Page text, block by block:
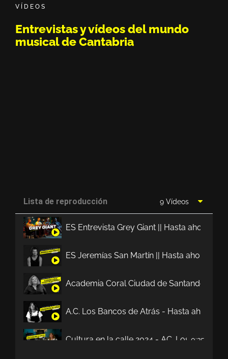
VÍDEOS
Entrevistas y vídeos del mundo
musical de Cantabria
Lista de reproducción 9 Vídeos
ES Entrevista Grey Giant || Hasta ahora
ES Jeremías San Martín || Hasta ahora no
Academia Coral Ciudad de Santander ||
A.C. Los Bancos de Atrás - Hasta ahora no
Cultura en la calle 2024 - AC. Los Bancos
0:35